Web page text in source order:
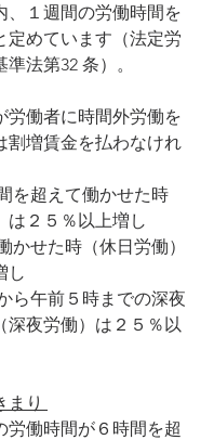
、１週間の労働時間を
定めています（法定労
法第32 条）。
労働者に時間外労働を
割増賃金を払わなけれ
を超えて働かせた時
は２５％以上増し
せた時（休日労働）
し
ら午前５時までの深夜
深夜労働）は２５％以
まり
労働時間が６時間を超